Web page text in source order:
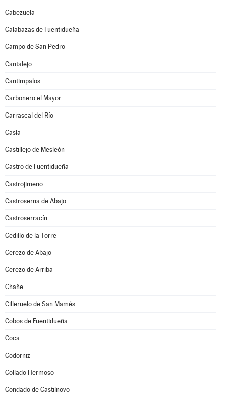
Cabezuela
Calabazas de Fuentidueña
Campo de San Pedro
Cantalejo
Cantimpalos
Carbonero el Mayor
Carrascal del Río
Casla
Castillejo de Mesleón
Castro de Fuentidueña
Castrojimeno
Castroserna de Abajo
Castroserracín
Cedillo de la Torre
Cerezo de Abajo
Cerezo de Arriba
Chañe
Cilleruelo de San Mamés
Cobos de Fuentidueña
Coca
Codorniz
Collado Hermoso
Condado de Castilnovo